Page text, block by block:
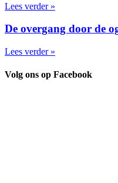
Lees verder »
De overgang door de
Lees verder »
Volg ons op Facebook